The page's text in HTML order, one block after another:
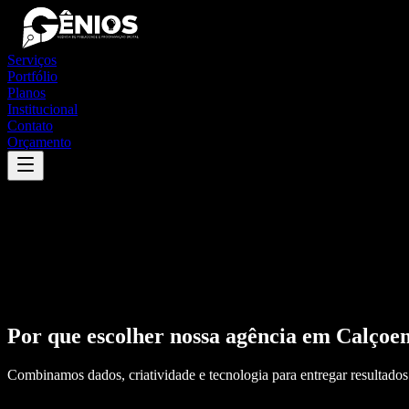
Serviços
Portfólio
Planos
Institucional
Contato
Orçamento
Por que escolher nossa agência em
Combinamos dados, criatividade e tecnologia para entregar